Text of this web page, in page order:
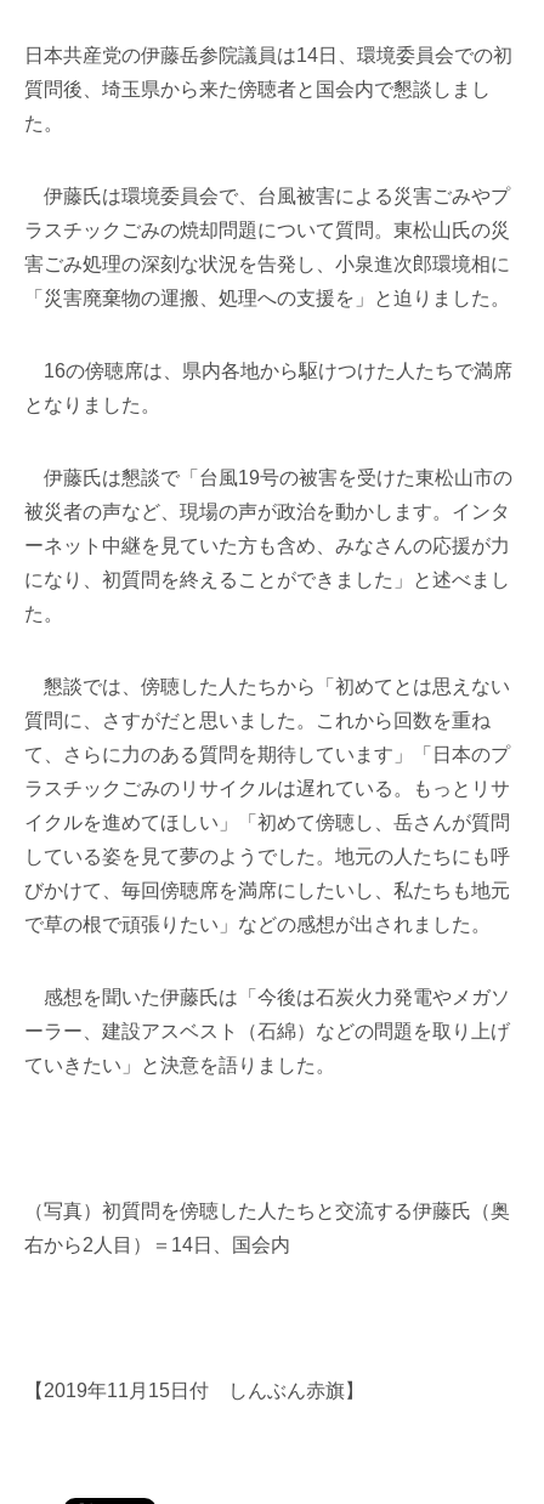
日本共産党の伊藤岳参院議員は14日、環境委員会での初
質問後、埼玉県から来た傍聴者と国会内で懇談しまし
た。
伊藤氏は環境委員会で、台風被害による災害ごみやプ
ラスチックごみの焼却問題について質問。東松山氏の災
害ごみ処理の深刻な状況を告発し、小泉進次郎環境相に
「災害廃棄物の運搬、処理への支援を」と迫りました。
16の傍聴席は、県内各地から駆けつけた人たちで満席
となりました。
伊藤氏は懇談で「台風19号の被害を受けた東松山市の
被災者の声など、現場の声が政治を動かします。インタ
ーネット中継を見ていた方も含め、みなさんの応援が力
になり、初質問を終えることができました」と述べまし
た。
懇談では、傍聴した人たちから「初めてとは思えない
質問に、さすがだと思いました。これから回数を重ね
て、さらに力のある質問を期待しています」「日本のプ
ラスチックごみのリサイクルは遅れている。もっとリサ
イクルを進めてほしい」「初めて傍聴し、岳さんが質問
している姿を見て夢のようでした。地元の人たちにも呼
びかけて、毎回傍聴席を満席にしたいし、私たちも地元
で草の根で頑張りたい」などの感想が出されました。
感想を聞いた伊藤氏は「今後は石炭火力発電やメガソ
ーラー、建設アスベスト（石綿）などの問題を取り上げ
ていきたい」と決意を語りました。
（写真）初質問を傍聴した人たちと交流する伊藤氏（奥
右から2人目）＝14日、国会内
【2019年11月15日付 しんぶん赤旗】